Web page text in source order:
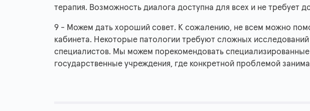
терапия. Возможность диалога доступна для всех и не требует
9 - Можем дать хороший совет. К сожалению, не всем можно
кабинета. Некоторые патологии требуют сложных исследований
специалистов. Мы можем порекомендовать
государственные учреждения, где конкретной проблемой